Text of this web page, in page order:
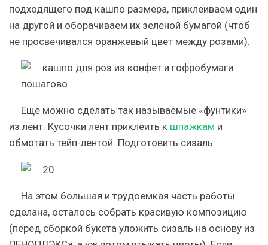
подходящего под кашпо размера, приклеиваем один
на другой и оборачиваем их зеленой бумагой (чтоб
не просвечивался оранжевый цвет между розами).
Еще можно сделать так называемые «фунтики»
из лент. Кусочки лент приклеить к шпажкам и
обмотать тейп-лентой. Подготовить сизаль.
На этом большая и трудоемкая часть работы
сделана, осталось собрать красивую композицию
(перед сборкой букета уложить сизаль на основу из